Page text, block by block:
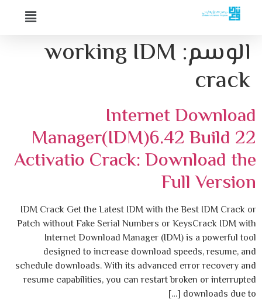
الوسم: working IDM
crack
Internet Download
Manager(IDM)6.42 Build 22
Activatio Crack: Download the
Full Version
IDM Crack Get the Latest IDM with the Best IDM Crack or
Patch without Fake Serial Numbers or KeysCrack IDM with
Internet Download Manager (IDM) is a powerful tool
designed to increase download speeds, resume, and
schedule downloads. With its advanced error recovery and
resume capabilities, you can restart broken or interrupted
downloads due to […]